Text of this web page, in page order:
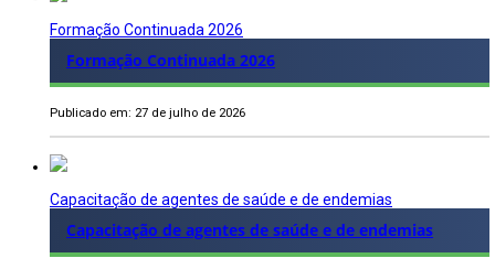
Formação Continuada 2026
Formação Continuada 2026
Publicado em: 27 de julho de 2026
Capacitação de agentes de saúde e de endemias
Capacitação de agentes de saúde e de endemias